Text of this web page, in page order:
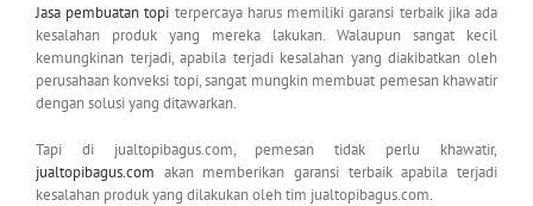
Jasa pembuatan topi terpercaya harus memiliki garansi terbaik jika ada
kesalahan produk yang mereka lakukan. Walaupun sangat kecil
kemungkinan terjadi, apabila terjadi kesalahan yang diakibatkan oleh
perusahaan konveksi topi, sangat mungkin membuat pemesan khawatir
dengan solusi yang ditawarkan.
Tapi di jualtopibagus.com, pemesan tidak perlu khawatir,
jualtopibagus.com akan memberikan garansi terbaik apabila terjadi
kesalahan produk yang dilakukan oleh tim jualtopibagus.com.